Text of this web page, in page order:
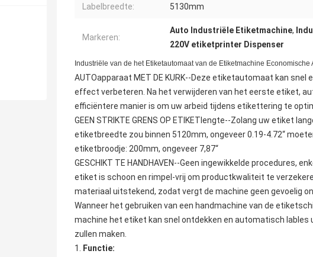
Labelbreedte: 5130mm
Markeren:
Auto Industriële Etiketmachine,
220V etiketprinter Dispenser
Industriële van de het Etiketautomaat van de Etiketmachine
AUTOapparaat MET DE KURK--Deze etiketautomaat kan
effect verbeteren. Na het verwijderen van het eerste etiket,
efficiëntere manier is om uw arbeid tijdens etikettering te
GEEN STRIKTE GRENS OP ETIKETlengte--Zolang uw etiket
etiketbreedte zou binnen 5120mm, ongeveer 0.19-4.72“
etiketbroodje: 200mm, ongeveer 7,87“
GESCHIKT TE HANDHAVEN--Geen ingewikkelde procedures,
etiket is schoon en rimpel-vrij om productkwaliteit te
materiaal uitstekend, zodat vergt de machine geen gevoelig
Wanneer het gebruiken van een handmachine van de
machine het etiket kan snel ontdekken en automatisch
zullen maken.
1. Functie: